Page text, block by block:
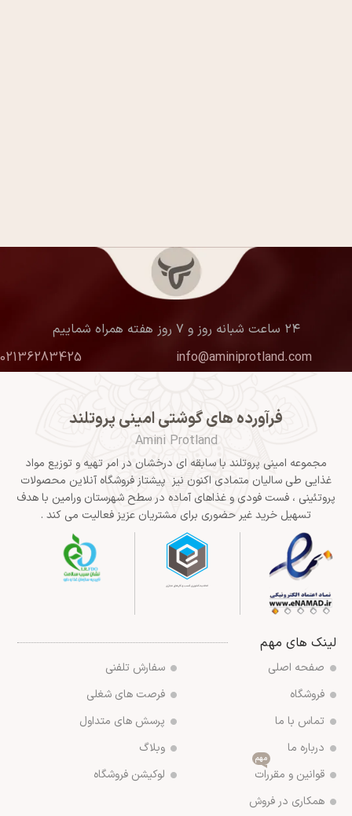
۲۴ ساعت شبانه روز و ۷ روز هفته همراه شماییم
info@aminiprotland.com
02136283425
فرآورده های گوشتی امینی پروتلند
Amini Protland
مجموعه امینی پروتلند با سابقه ای درخشان در امر تهیه و توزیع مواد
غذایی طی سالیان متمادی اکنون نیز پیشتاز فروشگاه آنلاین محصولات
پروتئینی ، فست فودی و غذاهای آماده در سطح شهرستان ورامین با هدف
تسهیل خرید غیر حضوری برای مشتریان عزیز فعالیت می کند .
لینک های مهم
صفحه اصلی
فروشگاه
تماس با ما
درباره ما
قوانین و مقررات
مهم
همکاری در فروش
سفارش تلفنی
فرصت های شغلی
پرسش های متداول
وبلاگ
لوکیشن فروشگاه